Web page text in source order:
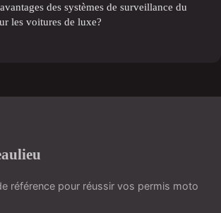
des systèmes de surveillance du
les voitures de luxe?
référence pour réussir vos permis moto